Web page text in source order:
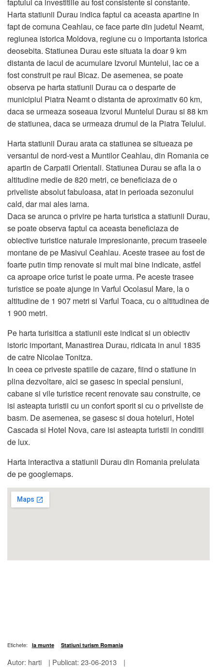
Harta statiunii Durau indica faptul ca aceasta apartine in
fapt de comuna Ceahlau, ce face parte din judetul Neamt,
regiunea istorica Moldova, regiune cu o importanta istorica
deosebita. Statiunea Durau este situata la doar 9 km
distanta de lacul de acumulare Izvorul Muntelui, lac ce a
fost construit pe raul Bicaz. De asemenea, se poate
observa pe harta statiunii Durau ca o desparte de
municipiul Piatra Neamt o distanta de aproximativ 60 km,
daca se urmeaza soseaua Izvorul Muntelui Durau si 88 km
de statiunea, daca se urmeaza drumul de la Piatra Teiului.
Harta statiunii Durau arata ca statiunea se situeaza pe
versantul de nord-vest a Muntilor Ceahlau, din Romania ce
apartin de Carpatii Orientali. Statiunea Durau se afla la o
altitudine medie de 820 metri, ce beneficiaza de o
priveliste absolut fabuloasa, atat in perioada sezonului
cald, dar mai ales iarna.
Daca se arunca o privire pe harta turistica a statiunii Durau,
se poate observa faptul ca aceasta beneficiaza de
obiective turistice naturale impresionante, precum traseele
montane de pe Masivul Ceahlau. Aceste trasee au fost de
foarte putin timp renovate si mult mai bine indicate, astfel
ca aproape orice turist le poate urma. Pe aceste trasee
turistice se poate ajunge in Varful Ocolasul Mare, la o
altitudine de 1 907 metri si Varful Toaca, cu o altitudinea de
1 900 metri.
Pe harta turisitica a statiunii este indicat si un obiectiv
istoric important, Manastirea Durau, ridicata in anul 1835
de catre Nicolae Tonitza.
In ceea ce priveste spatiile de cazare, fiind o statiune in
plina dezvoltare, aici se gasesc in special pensiuni,
cabane si vile turistice recent renovate sau construite, ce
isi asteapta turistii cu un confort sporit si cu o priveliste de
basm. De asemenea, se gasesc si doua hoteluri, Hotel
Cascada si Hotel Nova, care isi asteapta turistii in conditii
de lux.
Harta interactiva a statiunii Durau din Romania prelulata
de pe googlemaps.
Etichete: la munte Statiuni turism Romania
Autor: harti | Publicat: 23-06-2013 |